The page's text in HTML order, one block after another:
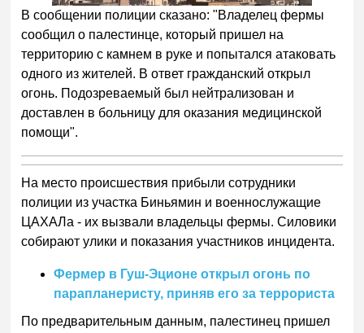
В сообщении полиции сказано: "Владелец фермы
сообщил о палестинце, который пришел на
территорию с камнем в руке и попытался атаковать
одного из жителей. В ответ гражданский открыл
огонь. Подозреваемый был нейтрализован и
доставлен в больницу для оказания медицинской
помощи".
На место происшествия прибыли сотрудники
полиции из участка Биньямин и военнослужащие
ЦАХАЛа - их вызвали владельцы фермы. Силовики
собирают улики и показания участников инцидента.
Фермер в Гуш-Эционе открыл огонь по
парапланеристу, приняв его за террориста
По предварительным данным, палестинец пришел